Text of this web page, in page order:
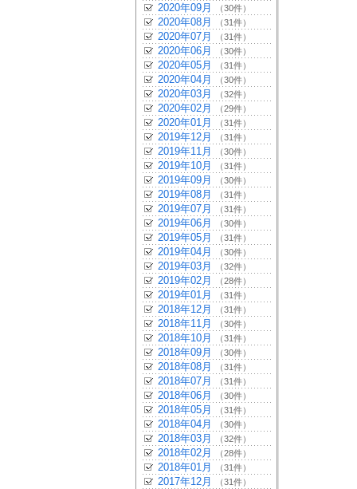
2020年09月 （30件）
2020年08月 （31件）
2020年07月 （31件）
2020年06月 （30件）
2020年05月 （31件）
2020年04月 （30件）
2020年03月 （32件）
2020年02月 （29件）
2020年01月 （31件）
2019年12月 （31件）
2019年11月 （30件）
2019年10月 （31件）
2019年09月 （30件）
2019年08月 （31件）
2019年07月 （31件）
2019年06月 （30件）
2019年05月 （31件）
2019年04月 （30件）
2019年03月 （32件）
2019年02月 （28件）
2019年01月 （31件）
2018年12月 （31件）
2018年11月 （30件）
2018年10月 （31件）
2018年09月 （30件）
2018年08月 （31件）
2018年07月 （31件）
2018年06月 （30件）
2018年05月 （31件）
2018年04月 （30件）
2018年03月 （32件）
2018年02月 （28件）
2018年01月 （31件）
2017年12月 （31件）